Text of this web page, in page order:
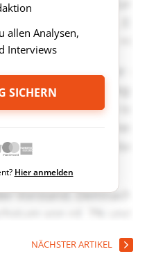
allen Analysen,
Interviews
SICHERN
Hier anmelden
NÄCHSTER ARTIKEL